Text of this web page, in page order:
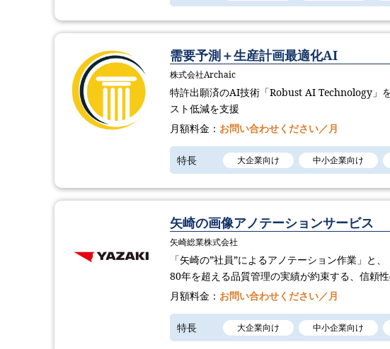
需要予測＋生産計画最適化AI
株式会社Archaic
特許出願済のAI技術「Robust AI Technology​」
スト低減を支援
月額料金： お問い合わせください／月
特長 大企業向け 中小企業向け
矢崎の画像アノテーションサービス
矢崎総業株式会社
「矢崎の”社員”によるアノテーション作業」と
80年を超える品質管理の実績が約束する、信頼性
月額料金： お問い合わせください／月
特長 大企業向け 中小企業向け